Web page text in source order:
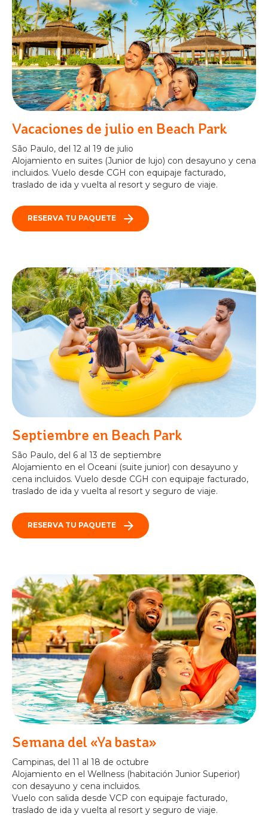
Vacaciones de julio en Beach Park
São Paulo, del 12 al 19 de julio
Alojamiento en suites (Junior de lujo) con desayuno y cena
incluidos. Vuelo desde CGH con equipaje facturado,
traslado de ida y vuelta al resort y seguro de viaje.
RESERVA TU PAQUETE
Septiembre en Beach Park
São Paulo, del 6 al 13 de septiembre
Alojamiento en el Oceani (suite junior) con desayuno y
cena incluidos. Vuelo desde CGH con equipaje facturado,
traslado de ida y vuelta al resort y seguro de viaje.
RESERVA TU PAQUETE
Semana del «Ya basta»
Campinas, del 11 al 18 de octubre
Alojamiento en el Wellness (habitación Junior Superior)
con desayuno y cena incluidos.
Vuelo con salida desde VCP con equipaje facturado,
traslado de ida y vuelta al resort y seguro de viaje.